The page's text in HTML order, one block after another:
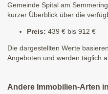
Gemeinde Spital am
kurzer Überblick über die
Preis: 439 € bis 912 €
Die dargestellten Werte
Angeboten und werden täglich
Andere Immobilien-Arten